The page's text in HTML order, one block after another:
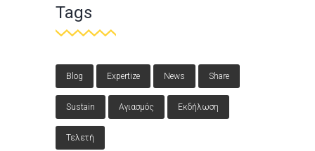
Tags
Blog Expertize News Share
Sustain Αγιασμός Εκδήλωση
Τελετή